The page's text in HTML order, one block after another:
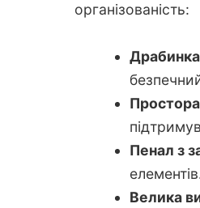
організованість:
Пенал з
Велика